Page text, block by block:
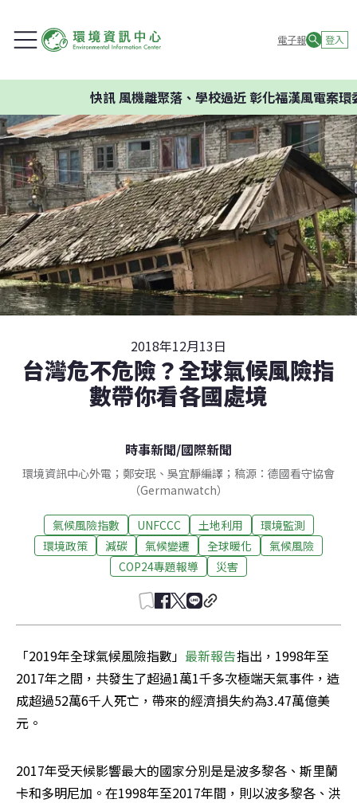
電子報 登入
風機離聚落、學校過近 彰化福漢風電案環委建議
2018年12月13日
台灣危不危險？全球氣候風險指
數帶你看各國處境
時事新聞/國際新聞
環境資訊中心外電；鄭安珉、吳宜靜編譯；稿源：德國看守協會
（Germanwatch）
氣候風險指數 UNFCCC 土地利用
環境監測
環境政策
減碳 氣候變遷 全球暖化
氣候風險
COP24專題報導
災害
「2019年全球氣候風險指數」 最新報告指出，1998年至
2017年之間，共發生了超過1萬1千多次極端天氣事件，造
成超過52萬6千人死亡，帶來的經濟損失約為3.47萬億美
元。
2017年受天候影響最大的國家分別是是波多黎各、斯里蘭
卡和多明尼加。在1998年至2017年間，則以波多黎各、洪